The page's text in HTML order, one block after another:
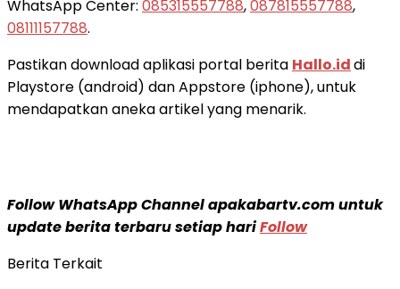
WhatsApp Center: 085315557788,087815557788,
08111157788.
Pastikan download aplikasi portal berita Hallo.iddi
Playstore (android) dan Appstore (iphone), untuk
mendapatkan aneka artikel yang menarik.
Follow WhatsApp Channel apakabartv.com untuk
update berita terbaru setiap hariFollow
Berita Terkait